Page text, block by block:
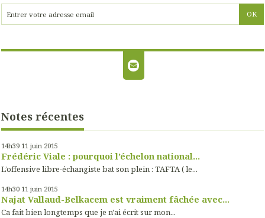
Notes récentes
14h39 11 juin 2015
Frédéric Viale : pourquoi l’échelon national...
L’offensive libre-échangiste bat son plein : TAFTA ( le...
14h30 11 juin 2015
Najat Vallaud-Belkacem est vraiment fâchée avec...
Ca fait bien longtemps que je n'ai écrit sur mon...